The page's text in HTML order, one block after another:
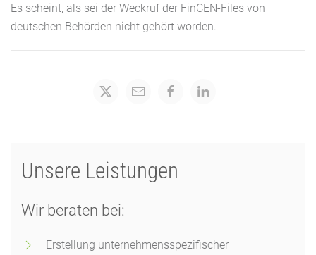
Es scheint, als sei der Weckruf der FinCEN-Files von
deutschen Behörden nicht gehört worden.
Unsere Leistungen
Wir beraten bei:
Erstellung unternehmensspezifischer